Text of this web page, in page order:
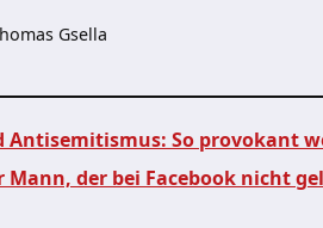
Gsella
Antisemitismus: So provokant
Mann, der bei Facebook nicht